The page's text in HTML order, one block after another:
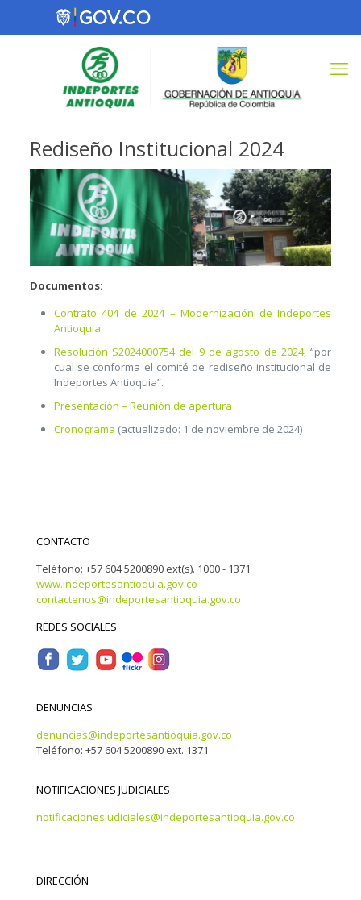
Rediseño Institucional 2024
Documentos:
Contrato 404 de 2024 – Modernización de Indeportes
Antioquia
Resolución S2024000754 del 9 de agosto de 2024, “por
cual se conforma el comité de rediseño institucional de
Indeportes Antioquia”.
Presentación – Reunión de apertura
Cronograma (actualizado: 1 de noviembre de 2024)
CONTACTO
Teléfono: +57 604 5200890 ext(s). 1000 - 1371
www.indeportesantioquia.gov.co
contactenos@indeportesantioquia.gov.co
REDES SOCIALES
DENUNCIAS
denuncias@indeportesantioquia.gov.co
Teléfono: +57 604 5200890 ext. 1371
NOTIFICACIONES JUDICIALES
notificacionesjudiciales@indeportesantioquia.gov.co
DIRECCIÓN